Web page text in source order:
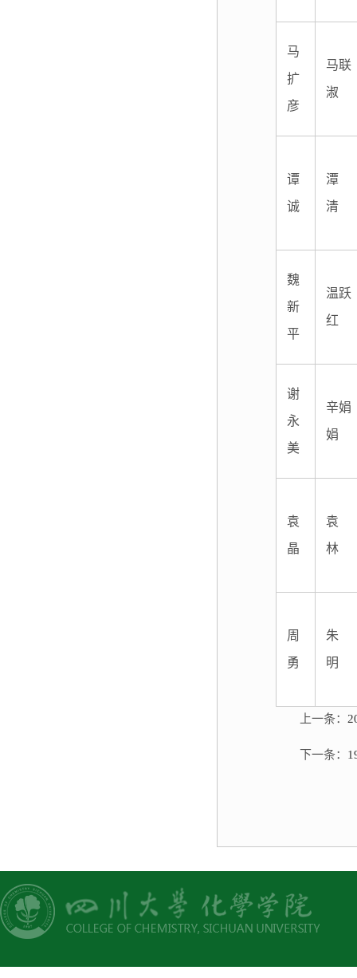
马
扩
彦
马联
淑
谭
诚
潭
清
魏
新
平
温跃
红
谢
永
美
辛娟
娟
袁
晶
袁
林
周
勇
朱
明
上一条：
下一条：